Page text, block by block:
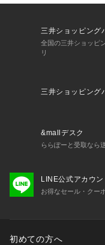
＜商品仕様＞
・ワイヤーあり
・サイドボーンあり（
・取り外し可能パッド付
・ストラップ長さ調節
お揃いのアイテムは以
・64750 ブラジャー（
・74750 ノーマルショ
・74751 レースショー
・14750 スリップ
三井ショッピング
全国の三井ショッピ
リ
三井ショッピング
&mallデスク
ららぽーと受取なら
LINE公式アカウン
お得なセール・クー
初めての方へ